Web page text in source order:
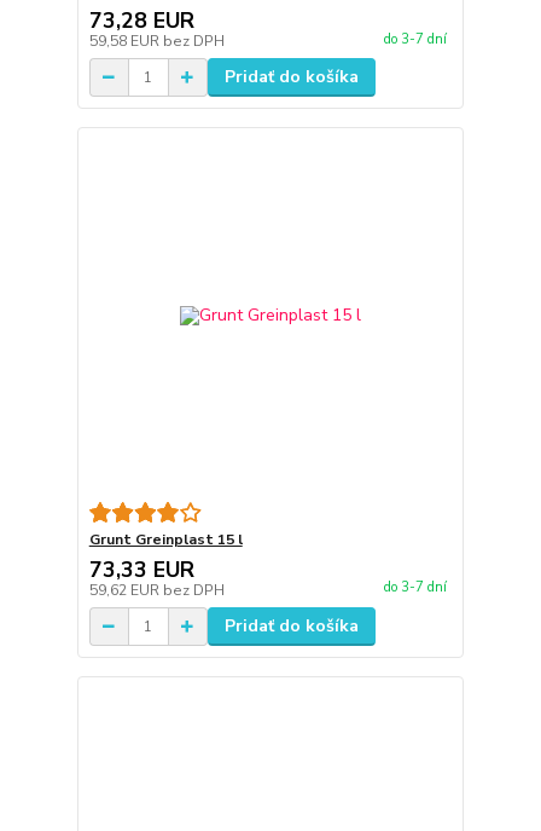
73,28 EUR
59,58 EUR bez DPH do 3-7 dní
Pridať do košíka
Grunt Greinplast 15 l
73,33 EUR
59,62 EUR bez DPH do 3-7 dní
Pridať do košíka